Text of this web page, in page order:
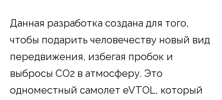
Данная разработка создана для того,
чтобы подарить человечеству новый вид
передвижения, избегая пробок и
выбросы СО2 в атмосферу. Это
одноместный самолет eVTOL, который